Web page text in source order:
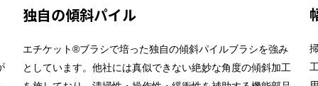
独自の傾斜パイル
エチケット®ブラシで培った独自の傾斜パイルブラシを強み
としています。他社には真似できない絶妙な角度の傾斜加工